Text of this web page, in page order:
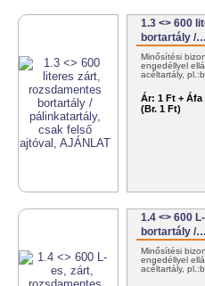
1.3 <> 600
bortartály /…
Minősítési
engedéllyel
acéltartály,
Ár: 1 Ft + Áfa
(Br. 1 Ft)
1.4 <> 600
bortartály /…
Minősítési
engedéllyel
acéltartály,